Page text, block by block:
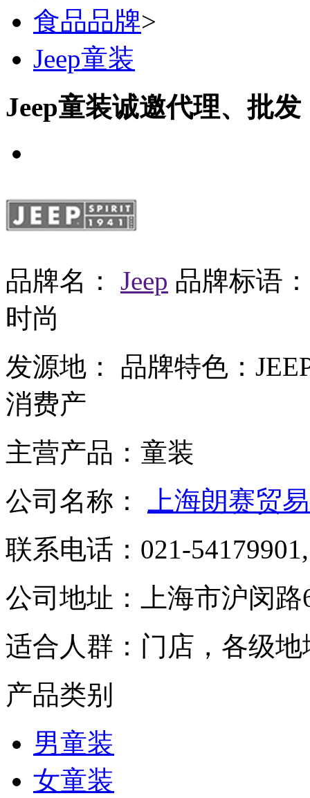
食品品牌>
Jeep童装
Jeep童装诚邀代理、批发
品牌名： Jeep 品牌标语：
时尚
发源地：
品牌特色：
消费产
主营产品： 童装
公司名称：
上海朗赛贸
联系电话： 021-
公司地址：
上海市沪闵
适合人群： 门店，各级
产品类别
男童装
女童装